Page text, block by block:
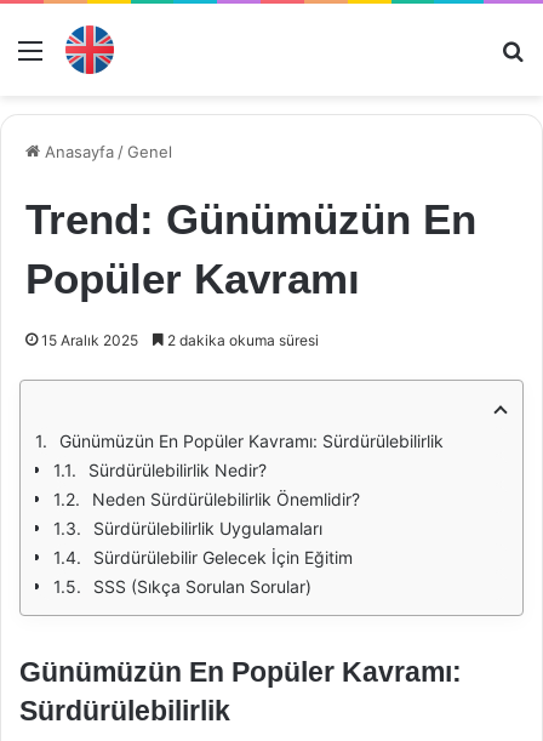
Menü
Anasayfa /Genel
Trend: Günümüzün En
Popüler Kavramı
15 Aralık 2025 2 dakika okuma süresi
Günümüzün En Popüler Kavramı: Sürdürülebilirlik
Sürdürülebilirlik Nedir?
Neden Sürdürülebilirlik Önemlidir?
Sürdürülebilirlik Uygulamaları
Sürdürülebilir Gelecek İçin Eğitim
SSS (Sıkça Sorulan Sorular)
Günümüzün En Popüler Kavramı:
Sürdürülebilirlik